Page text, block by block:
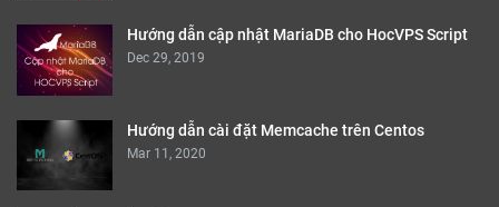
Hướng dẫn cập nhật MariaDB cho HocVPS Script
Dec 29, 2019
Hướng dẫn cài đặt Memcache trên Centos
Mar 11, 2020